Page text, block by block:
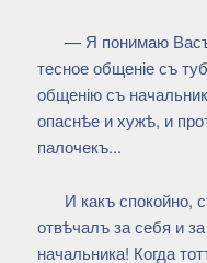
— Я понимаю
тесное общеніе съ
общенію съ
опаснѣе и хужѣ, и
палочекъ...
И какъ спокойно,
отвѣчалъ за себя и
начальника! Когда